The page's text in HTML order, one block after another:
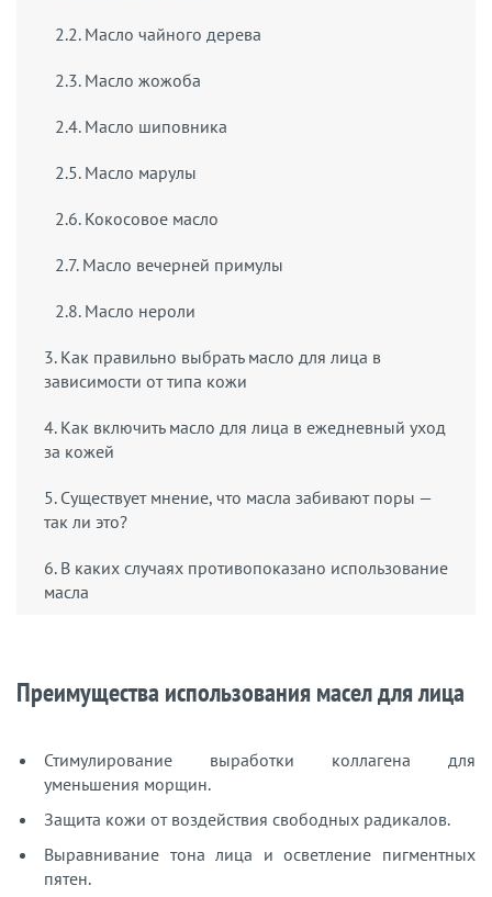
2.2. Масло чайного дерева
2.3. Масло жожоба
2.4. Масло шиповника
2.5. Масло марулы
2.6. Кокосовое масло
2.7. Масло вечерней примулы
2.8. Масло нероли
3. Как правильно выбрать масло для лица в
зависимости от типа кожи
4. Как включить масло для лица в ежедневный уход
за кожей
5. Существует мнение, что масла забивают поры —
так ли это?
6. В каких случаях противопоказано использование
масла
Преимущества использования масел для лица
Стимулирование выработки коллагена для
уменьшения морщин.
Защита кожи от воздействия свободных радикалов.
Выравнивание тона лица и осветление пигментных
пятен.